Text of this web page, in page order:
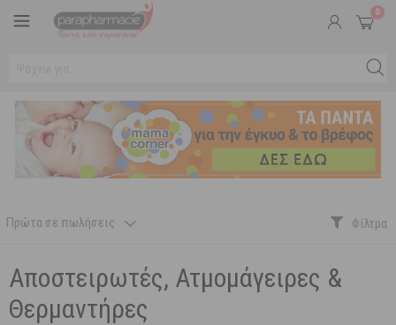
0
Πρώτα σε πωλήσεις
Αποστειρωτές, Ατμομάγειρες &
Θερμαντήρες